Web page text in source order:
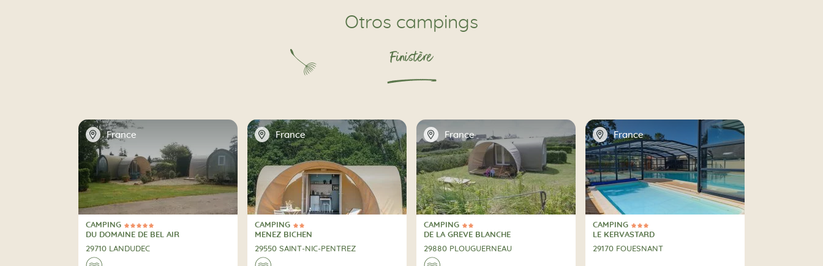
Otros campings
Finistère
📍 France
5 Estrellas
CAMPING
CAMPING
DU DOMAINE DE BEL AIR
29710 LANDUDEC
📍 France
2 Estrellas
CAMPING
CAMPING
MENEZ BICHEN
29550 SAINT-NIC-PENTREZ
📍 France
2 Estrellas
CAMPING
CAMPING
DE LA GREVE BLANCHE
29880 PLOUGUERNEAU
📍 France
3 Estrellas
CAMPING
CAMPING
LE KERVASTARD
29170 FOUESNANT